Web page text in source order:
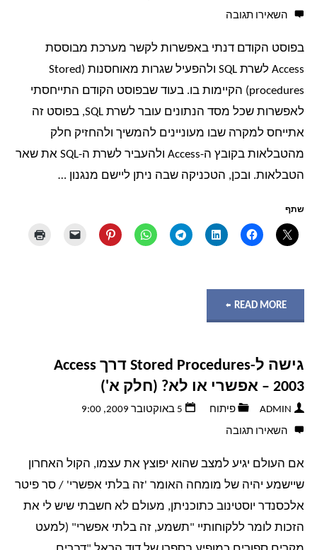
השאירו תגובה
בפוסט הקודם דנתי באפשרות לקשר מערכת מבוססת
Access לשרת SQL ולהפעיל שגרות מאוחסנות (Stored
procedures) הקיימות בו. בעוד שבפוסט הקודם התייחסתי
לאפשרות שכל מסד הנתונים עובר לשרת SQL, בפוסט זה
אתייחס למקרה שבו מעוניינים להמשיך ולהחזיק חלק
מהטבלאות בקובץ ה-Access ולהעביר לשרת ה-SQL את שאר
הטבלאות. ובכן, הטכניקה שבה ניתן ליישם מנגנון …
שתף
READ MORE "גישה
Stored
Procedures
Access
2003
גישה ל-Stored Procedures דרך Access
2003 – אפשרי או לא? (חלק א')
ADMIN פיתוח
5 באוקטובר 2009, 9:00
השאירו תגובה
אם העולם יגיע למצב שהוא יפוצץ את עצמו, הקול האחרון
שיישמע יהיה של מומחה האומר 'זה בלתי אפשרי' / סר פיטר
אלכסנדר יוסטינוב כתוכניתן, מעולם לא חשבתי שיש לי את
הזכות לומר ללקוחותיי "תשמע, זה בלתי אפשרי" (למעט